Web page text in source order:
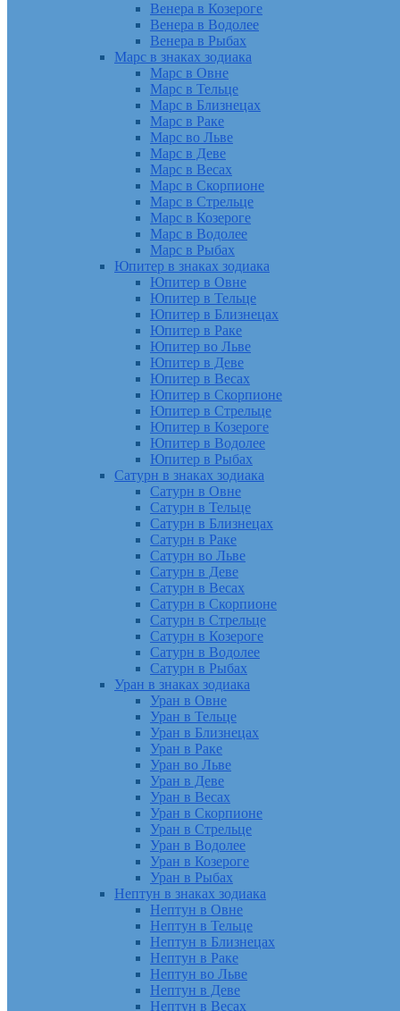
Венера в Козероге
Венера в Водолее
Венера в Рыбах
Марс в знаках зодиака
Марс в Овне
Марс в Тельце
Марс в Близнецах
Марс в Раке
Марс во Льве
Марс в Деве
Марс в Весах
Марс в Скорпионе
Марс в Стрельце
Марс в Козероге
Марс в Водолее
Марс в Рыбах
Юпитер в знаках зодиака
Юпитер в Овне
Юпитер в Тельце
Юпитер в Близнецах
Юпитер в Раке
Юпитер во Льве
Юпитер в Деве
Юпитер в Весах
Юпитер в Скорпионе
Юпитер в Стрельце
Юпитер в Козероге
Юпитер в Водолее
Юпитер в Рыбах
Сатурн в знаках зодиака
Сатурн в Овне
Сатурн в Тельце
Сатурн в Близнецах
Сатурн в Раке
Сатурн во Льве
Сатурн в Деве
Сатурн в Весах
Сатурн в Скорпионе
Сатурн в Стрельце
Сатурн в Козероге
Сатурн в Водолее
Сатурн в Рыбах
Уран в знаках зодиака
Уран в Овне
Уран в Тельце
Уран в Близнецах
Уран в Раке
Уран во Льве
Уран в Деве
Уран в Весах
Уран в Скорпионе
Уран в Стрельце
Уран в Водолее
Уран в Козероге
Уран в Рыбах
Нептун в знаках зодиака
Нептун в Овне
Нептун в Тельце
Нептун в Близнецах
Нептун в Раке
Нептун во Льве
Нептун в Деве
Нептун в Весах